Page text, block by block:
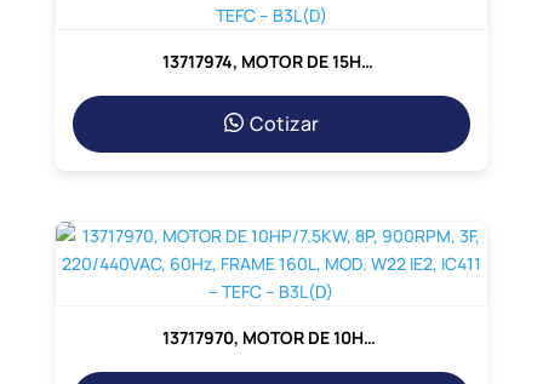
13717974, MOTOR DE 15HP/11KW, 8P, 900RPM, 3F, 220/440VAC, 60Hz, FRAME 180L, MOD. W22 IE2, IC411 – TEFC – B3L(D)
Cotizar
13717970, MOTOR DE 10HP/7.5KW, 8P, 900RPM, 3F, 220/440VAC, 60Hz, FRAME 160L, MOD. W22 IE2, IC411 – TEFC – B3L(D)